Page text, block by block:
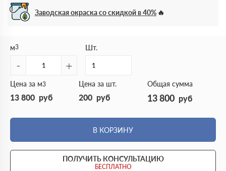
Заводская окраска со скидкой в 40%
м3
- +
Шт.
Цена за м3
13 800 руб
Цена за шт.
200 руб
Общая сумма
13 800 руб
В КОРЗИНУ
ПОЛУЧИТЬ КОНСУЛЬТАЦИЮ
БЕСПЛАТНО